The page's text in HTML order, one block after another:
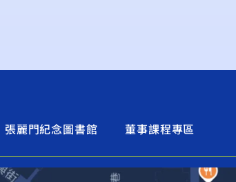
張麗門紀念圖書館 董事課程專區